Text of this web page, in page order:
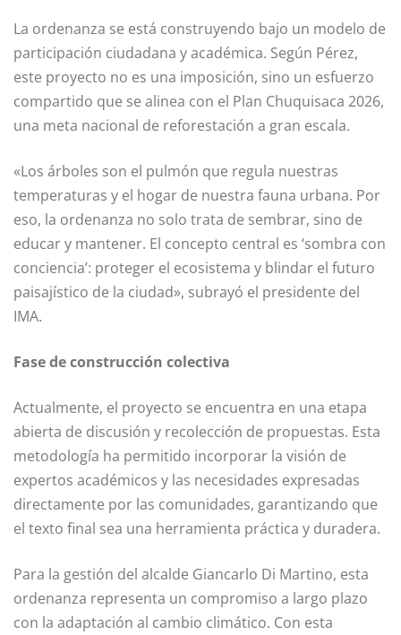
La ordenanza se está construyendo bajo un modelo de
participación ciudadana y académica. Según Pérez,
este proyecto no es una imposición, sino un esfuerzo
compartido que se alinea con el Plan Chuquisaca 2026,
una meta nacional de reforestación a gran escala.
«Los árboles son el pulmón que regula nuestras
temperaturas y el hogar de nuestra fauna urbana. Por
eso, la ordenanza no solo trata de sembrar, sino de
educar y mantener. El concepto central es ‘sombra con
conciencia’: proteger el ecosistema y blindar el futuro
paisajístico de la ciudad», subrayó el presidente del
IMA.
Fase de construcción colectiva
Actualmente, el proyecto se encuentra en una etapa
abierta de discusión y recolección de propuestas. Esta
metodología ha permitido incorporar la visión de
expertos académicos y las necesidades expresadas
directamente por las comunidades, garantizando que
el texto final sea una herramienta práctica y duradera.
Para la gestión del alcalde Giancarlo Di Martino, esta
ordenanza representa un compromiso a largo plazo
con la adaptación al cambio climático. Con esta